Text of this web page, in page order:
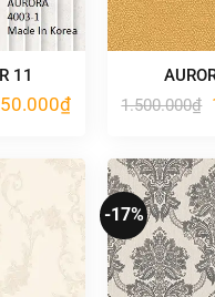
11
₫Giá
1.250.000₫.
1.500.000₫
-17%